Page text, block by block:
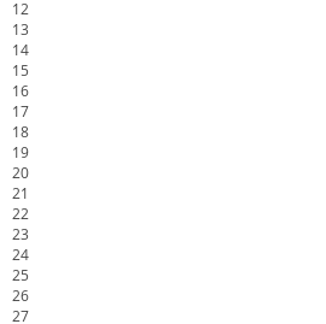
12
13
14
15
16
17
18
19
20
21
22
23
24
25
26
27